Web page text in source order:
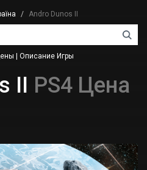
Andro Dunos II
Описание Игры
II PS4 Цена